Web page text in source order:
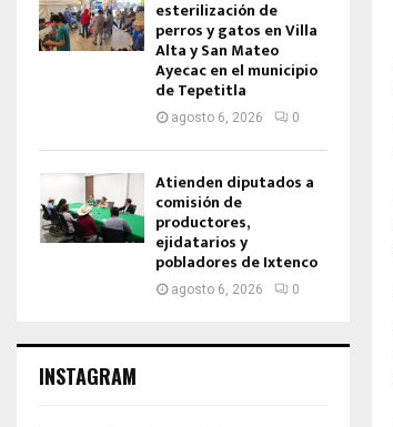
esterilización de
perros y gatos en Villa
Alta y San Mateo
Ayecac en el municipio
de Tepetitla
agosto 6, 2026 0
Atienden diputados a
comisión de
productores,
ejidatarios y
pobladores de Ixtenco
agosto 6, 2026 0
INSTAGRAM